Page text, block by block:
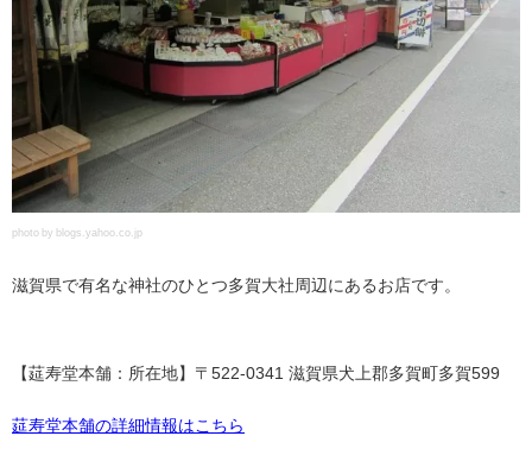
photo by blogs.yahoo.co.jp
滋賀県で有名な神社のひとつ多賀大社周辺にあるお店です。
【莚寿堂本舗：所在地】〒522-0341 滋賀県犬上郡多賀町多賀599
莚寿堂本舗の詳細情報はこちら